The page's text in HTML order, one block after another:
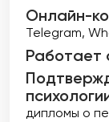
Онлайн-
Telegram,
Работает
дипломы о